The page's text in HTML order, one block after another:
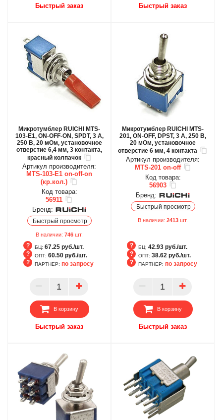
Быстрый заказ Быстрый заказ
Микротумблер RUICHI MTS-
103-E1, ON-OFF-ON, SPDT, 3 А,
250 В, 20 мОм, установочное
отверстие 6,4 мм, 3 контакта,
красный колпачок
Артикул производителя:
MTS-103-E1 on-off-on
(кр.кол.)
Код товара:
56911
Бренд:
Быстрый просмотр
В наличии: 746 шт.
БЦ: 67.25 руб./шт.
ОПТ: 60.50 руб./шт.
ПАРТНЕР
ПАРТНЕР: по запросу
В корзину
Быстрый заказ
Микротумблер RUICHI MTS-
201, ON-OFF, DPST, 3 А, 250 В,
20 мОм, установочное
отверстие 6 мм, 4 контакта
Артикул производителя:
MTS-201 on-off
Код товара:
56903
Бренд:
Быстрый просмотр
В наличии: 2413 шт.
БЦ: 42.93 руб./шт.
ОПТ: 38.62 руб./шт.
ПАРТНЕР
ПАРТНЕР: по запросу
В корзину
Быстрый заказ